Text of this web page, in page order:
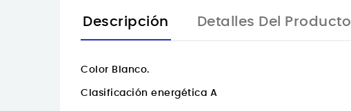
Descripción Detalles Del Producto
Color Blanco.
Clasificación energética A